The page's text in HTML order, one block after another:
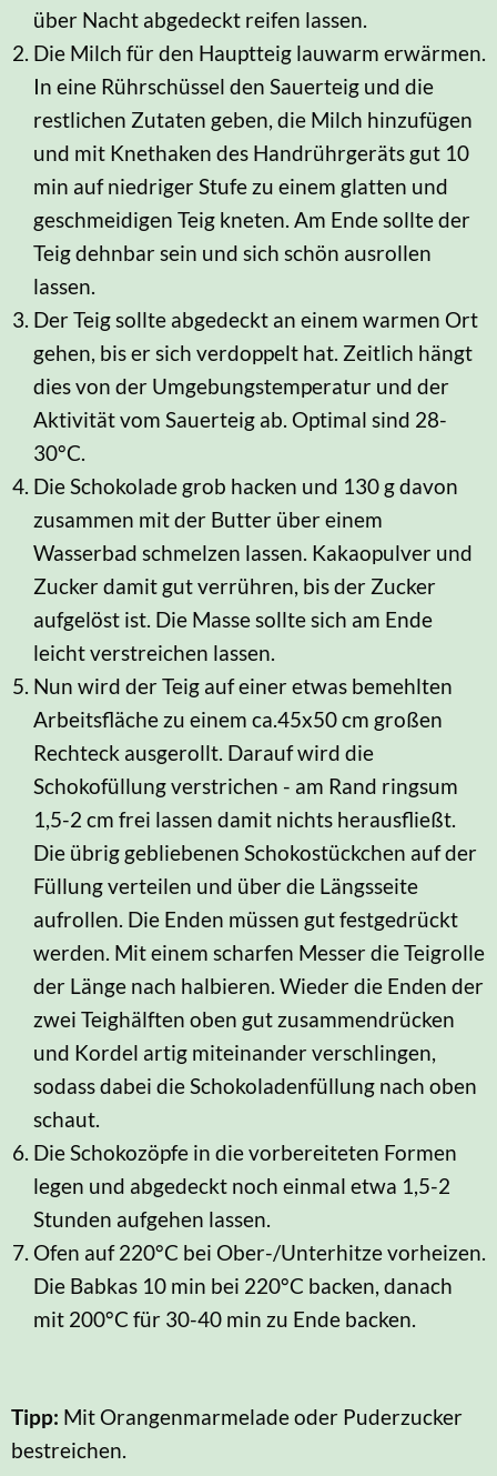
über Nacht abgedeckt reifen lassen.
Die Milch für den Hauptteig lauwarm erwärmen.
In eine Rührschüssel den Sauerteig und die
restlichen Zutaten geben, die Milch hinzufügen
und mit Knethaken des Handrührgeräts gut 10
min auf niedriger Stufe zu einem glatten und
geschmeidigen Teig kneten. Am Ende sollte der
Teig dehnbar sein und sich schön ausrollen
lassen.
Der Teig sollte abgedeckt an einem warmen Ort
gehen, bis er sich verdoppelt hat. Zeitlich hängt
dies von der Umgebungstemperatur und der
Aktivität vom Sauerteig ab. Optimal sind 28-
30°C.
Die Schokolade grob hacken und 130 g davon
zusammen mit der Butter über einem
Wasserbad schmelzen lassen. Kakaopulver und
Zucker damit gut verrühren, bis der Zucker
aufgelöst ist. Die Masse sollte sich am Ende
leicht verstreichen lassen.
Nun wird der Teig auf einer etwas bemehlten
Arbeitsfläche zu einem ca.45x50 cm großen
Rechteck ausgerollt. Darauf wird die
Schokofüllung verstrichen - am Rand ringsum
1,5-2 cm frei lassen damit nichts herausfließt.
Die übrig gebliebenen Schokostückchen auf der
Füllung verteilen und über die Längsseite
aufrollen. Die Enden müssen gut festgedrückt
werden. Mit einem scharfen Messer die Teigrolle
der Länge nach halbieren. Wieder die Enden der
zwei Teighälften oben gut zusammendrücken
und Kordel artig miteinander verschlingen,
sodass dabei die Schokoladenfüllung nach oben
schaut.
Die Schokozöpfe in die vorbereiteten Formen
legen und abgedeckt noch einmal etwa 1,5-2
Stunden aufgehen lassen.
Ofen auf 220°C bei Ober-/Unterhitze vorheizen.
Die Babkas 10 min bei 220°C backen, danach
mit 200°C für 30-40 min zu Ende backen.
Tipp: Mit Orangenmarmelade oder Puderzucker
bestreichen.